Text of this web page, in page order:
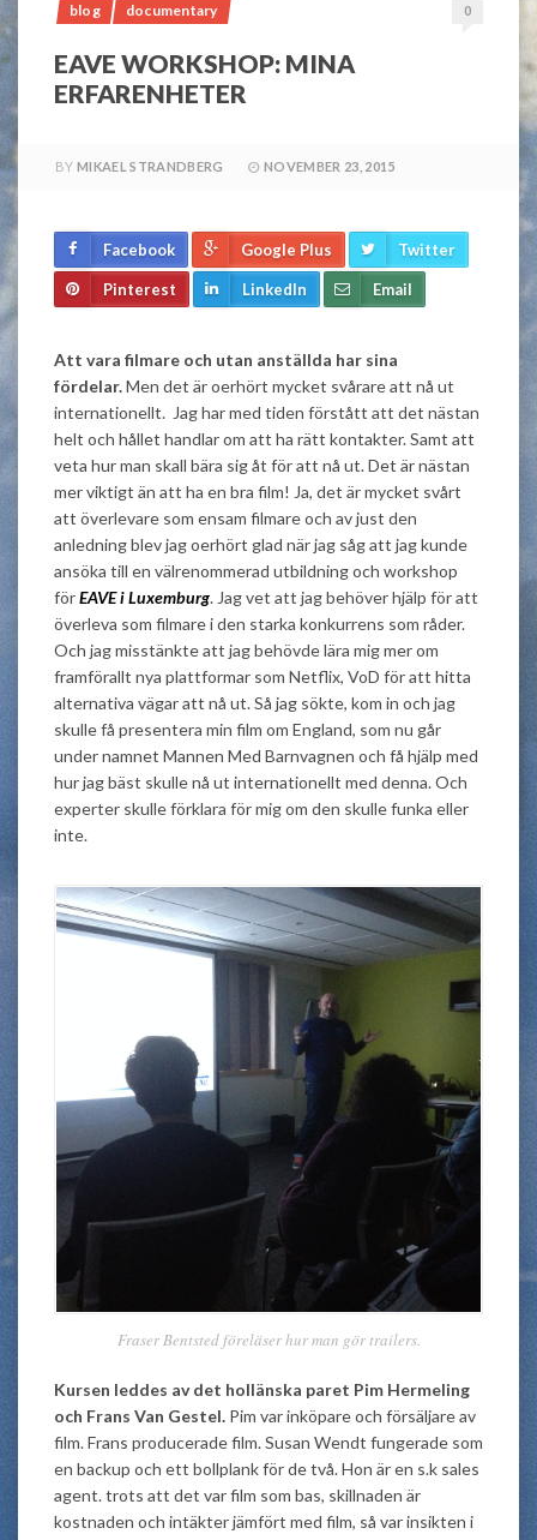
blog documentary 0
EAVE WORKSHOP: MINA
ERFARENHETER
BY MIKAEL STRANDBERG NOVEMBER 23, 2015
Facebook Google Plus Twitter
Pinterest LinkedIn Email
Att vara filmare och utan anställda har sina
fördelar.Men det är oerhört mycket svårare att nå ut
internationellt. Jag har med tiden förstått att det nästan
helt och hållet handlar om att ha rätt kontakter. Samt att
veta hur man skall bära sig åt för att nå ut. Det är nästan
mer viktigt än att ha en bra film! Ja, det är mycket svårt
att överlevare som ensam filmare och avjust den
anledning blev jag oerhört glad när jag såg att jag kunde
ansöka till en välrenommerad utbildning och workshop
förEAVE i Luxemburg. Jag vet att jag behöver hjälp för att
överleva som filmare i den starka konkurrens som råder.
Och jag misstänkte att jag behövde lära mig mer om
framförallt nya plattformar som Netflix, VoD för att hitta
alternativa vägar att nå ut. Så jag sökte, kom in och jag
skulle få presentera min film om England, som nu går
under namnet Mannen Med Barnvagnen och få hjälp med
hur jag bäst skulle nå ut internationellt med denna. Och
experter skulle förklara för mig om den skulle funka eller
inte.
Fraser Bentsted föreläser hur man gör trailers.
Kursen leddes av det hollänska paret Pim Hermeling
och Frans Van Gestel. Pim var inköpare och försäljare av
film. Frans producerade film. Susan Wendt fungerade som
en backup och ett bollplank för de två. Hon är en s.k sales
agent. trots att det var film som bas, skillnaden är
kostnaden och intäkter jämfört med film, så var insikten i